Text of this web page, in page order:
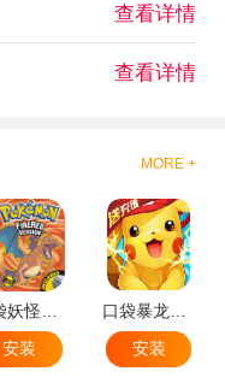
查看详情
查看详情
MORE +
安装
安装